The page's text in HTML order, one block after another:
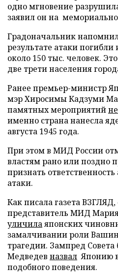
одно мгновение
заявил он на
Градоначальник
результате атаки
около 150 тыс. человек.
две трети населения
Ранее премьер-министр
мэр Хиросимы Кадзуми
памятных мероприятий
именно страна нанесла
августа 1945 года.
При этом в МИД России
властям рано или поздно
признать
атаки.
Как писала газета
представитель МИД
уличилаяпонских
замалчивании роли
трагедии. Зампред
Медведев назвал Японию
подобного поведения.